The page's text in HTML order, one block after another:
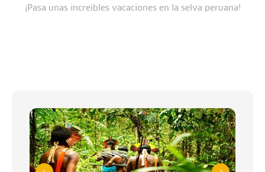
¡Pasa unas increibles vacaciones en la selva peruana!